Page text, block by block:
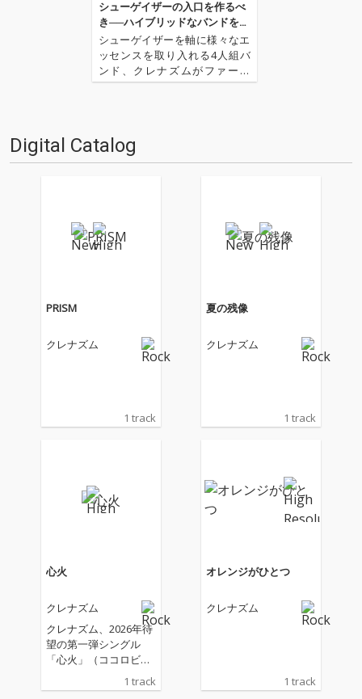
シューゲイザーの入口を作るべ
き──ハイブリッドなバンドを目
指すクレナズムが紡ぐ多彩な新
作
シューゲイザーを軸に様々なエ
ッセンスを取り入れる4人組バ
ンド、クレナズムがファース
ト・フル・アルバム『日々は季
答え”や、宇多田ヒカルの"SAKU
RA ドロップス"のカヴァ…
Digital Catalog
PRISM
クレナズム
1 track
夏の残像
クレナズム
1 track
心火
クレナズム
クレナズム、2026年待
望の第一弾シングル
「心火」（ココロビ）
をリリース。メンバー
それぞれが感じる内面
1 track
オレンジがひとつ
クレナズム
1 track